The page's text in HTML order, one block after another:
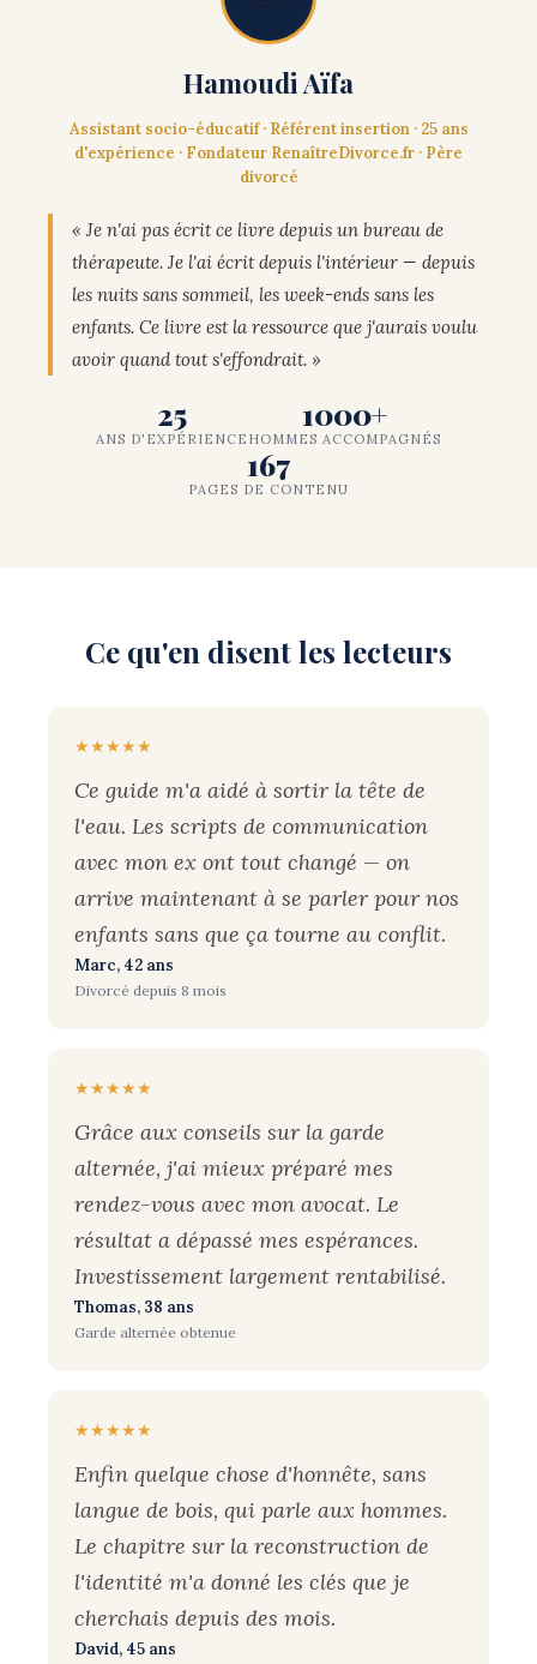
Hamoudi Aïfa
Assistant socio-éducatif · Référent insertion · 25 ans
d'expérience · Fondateur RenaîtreDivorce.fr · Père
divorcé
« Je n'ai pas écrit ce livre depuis un bureau de
thérapeute. Je l'ai écrit depuis l'intérieur — depuis
les nuits sans sommeil, les week-ends sans les
enfants. Ce livre est la ressource que j'aurais voulu
avoir quand tout s'effondrait. »
25
ANS D'EXPÉRIENCE
1000+
HOMMES ACCOMPAGNÉS
167
PAGES DE CONTENU
Ce qu'en disent les lecteurs
★★★★★
Ce guide m'a aidé à sortir la tête de
l'eau. Les scripts de communication
avec mon ex ont tout changé — on
arrive maintenant à se parler pour nos
enfants sans que ça tourne au conflit.
Marc, 42 ans
Divorcé depuis 8 mois
★★★★★
Grâce aux conseils sur la garde
alternée, j'ai mieux préparé mes
rendez-vous avec mon avocat. Le
résultat a dépassé mes espérances.
Investissement largement rentabilisé.
Thomas, 38 ans
Garde alternée obtenue
★★★★★
Enfin quelque chose d'honnête, sans
langue de bois, qui parle aux hommes.
Le chapitre sur la reconstruction de
l'identité m'a donné les clés que je
cherchais depuis des mois.
David, 45 ans